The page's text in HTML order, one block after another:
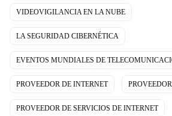
VIDEOVIGILANCIA EN LA NUBE
LA SEGURIDAD CIBERNÉTICA
EVENTOS MUNDIALES DE
PROVEEDOR DE INTERNET
PROVEEDOR DE SERVICIOS DE INTERNET